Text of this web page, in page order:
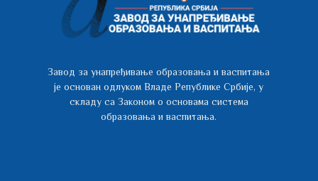
Завод за унапређивање образовања и васпитања
је основан одлуком Владе Републике Србије, у
складу са Законом о основама система
образовања и васпитања.